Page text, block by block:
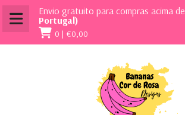
Envio gratuito para compras acima de
Portugal)
0 | €0,00